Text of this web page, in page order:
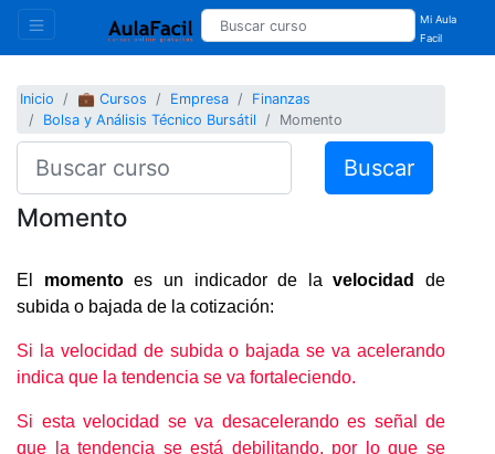
Mi Aula
Facil
Inicio 💼 Cursos Empresa
Finanzas
Bolsa y Análisis Técnico Bursátil
Momento
Buscar
Momento
El momentoes un indicador de lavelocidad
de
subida o bajada de la cotización:
Si la velocidad de subida o bajada se va acelerando
indica que la tendencia se va fortaleciendo.
Si esta velocidad se va desacelerando es señal de
que la tendencia se está debilitando, por lo que se